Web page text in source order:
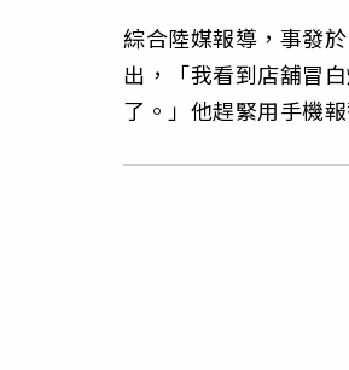
綜合陸媒報導，事發
出，「我看到店舖冒
了。」他趕緊用手機報